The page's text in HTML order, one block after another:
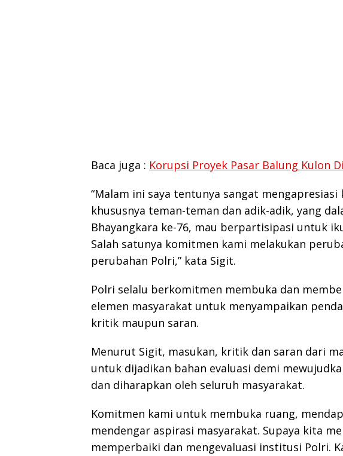
Baca juga : Korupsi Proyek Pasar Balung Kulon
“Malam ini saya tentunya sangat
khususnya teman-teman dan adik-adik, yang
Bhayangkara ke-76, mau berpartisipasi untuk
Salah satunya komitmen kami melakukan
perubahan Polri,” kata Sigit.
Polri selalu berkomitmen membuka dan
elemen masyarakat untuk menyampaikan
kritik maupun saran.
Menurut Sigit, masukan, kritik dan saran dari
untuk dijadikan bahan evaluasi demi
dan diharapkan oleh seluruh masyarakat.
Komitmen kami untuk membuka ruang,
mendengar aspirasi masyarakat. Supaya kita
memperbaiki dan mengevaluasi institusi Polri.